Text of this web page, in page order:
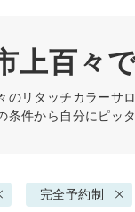
上百々
のリタッチカラーサ
条件から自分にピッ
完全予約制